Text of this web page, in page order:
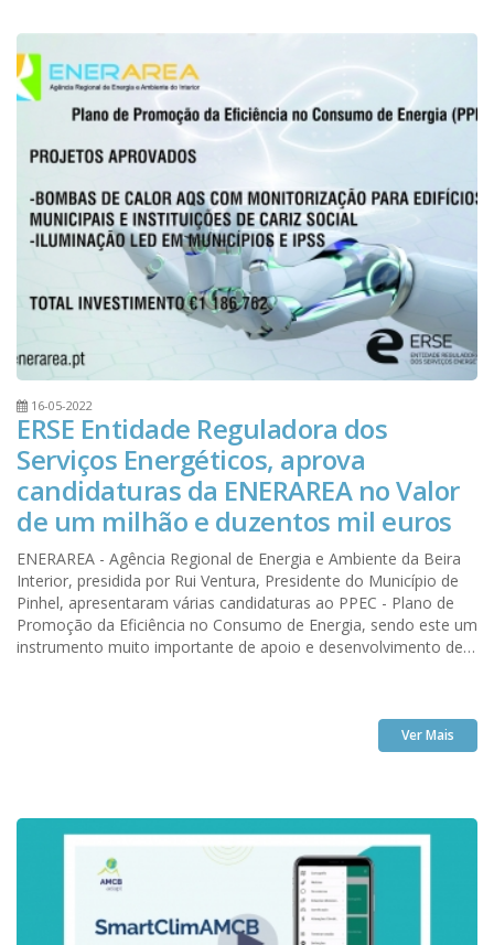
16-05-2022
ERSE Entidade Reguladora dos
Serviços Energéticos, aprova
candidaturas da ENERAREA no Valor
de um milhão e duzentos mil euros
ENERAREA - Agência Regional de Energia e Ambiente da Beira
Interior, presidida por Rui Ventura, Presidente do Município de
Pinhel, apresentaram várias candidaturas ao PPEC - Plano de
Promoção da Eficiência no Consumo de Energia, sendo este um
instrumento muito importante de apoio e desenvolvimento de
eficiência no consumo de energia elétrica e de gás natural.
Ver Mais